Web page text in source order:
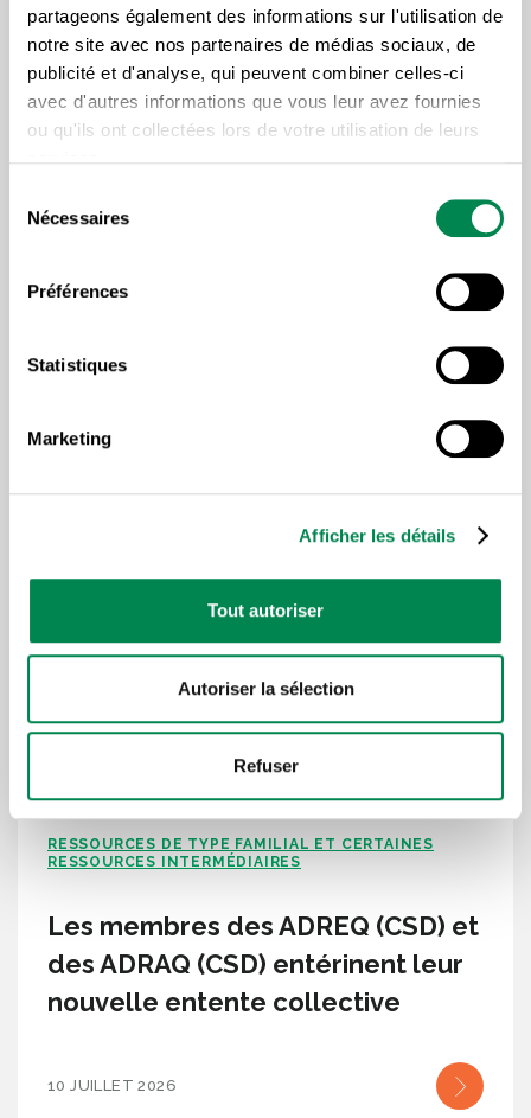
partageons également des informations sur l'utilisation de
notre site avec nos partenaires de médias sociaux, de
publicité et d'analyse, qui peuvent combiner celles-ci
avec d'autres informations que vous leur avez fournies
ou qu'ils ont collectées lors de votre utilisation de leurs
Nécessaires
Préférences
Statistiques
Marketing
Afficher les détails
Tout autoriser
Autoriser la sélection
Refuser
que les établissements ne peuvent pas avoir des
comportements arbitraires. Les ressources n’ont pas
à assumer ce genre de comportement et la CSD
sera toujours là pour défendre leurs droits.
de sauvegarde concernant l’ADRAQ CSD —
Lire plus d'articles sous la
RESSOURCES DE TYPE FAMILIAL ET CERTAINES
RESSOURCES INTERMÉDIAIRES
Les membres des ADREQ (CSD) et
des ADRAQ (CSD) entérinent leur
nouvelle entente collective
10 JUILLET 2026